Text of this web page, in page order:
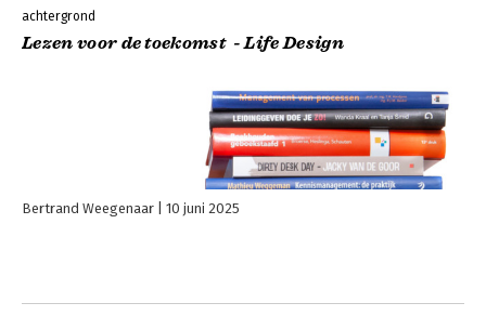
achtergrond
Lezen voor de toekomst - Life Design
Bertrand Weegenaar 10 juni 2025